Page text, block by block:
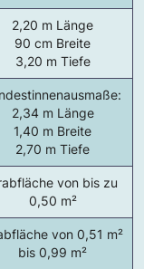
2,20 m Länge
90 cm Breite
3,20 m Tiefe
2,34 m Länge
1,40 m Breite
2,70 m Tiefe
von bis zu
0,50 m²
von 0,51 m²
bis 0,99 m²